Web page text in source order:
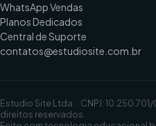
WhatsApp Vendas
Planos Dedicados
Central de Suporte
contatos@estudiosite.com.br
Estudio Site Ltda · CNPJ:
direitos reservados.